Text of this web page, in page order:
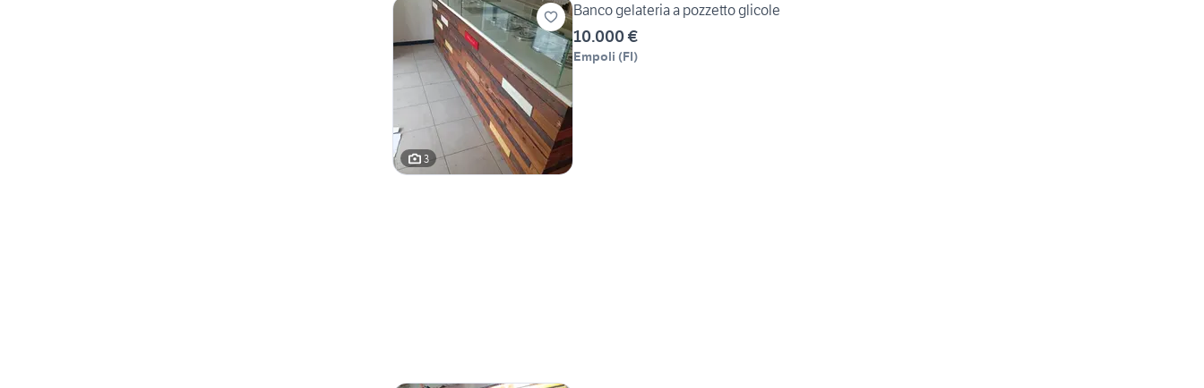
3
Banco gelateria a pozzetto glicole
10.000 €
Empoli (FI)